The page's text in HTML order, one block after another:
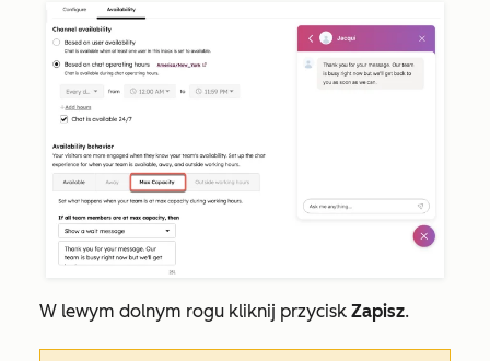
W lewym dolnym rogu kliknij przycisk Zapisz.